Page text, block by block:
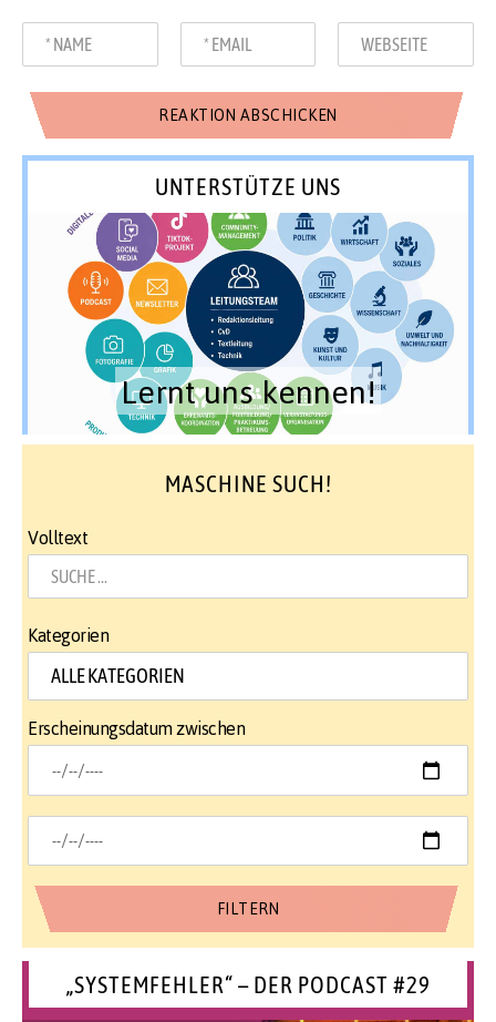
UNTERSTÜTZE UNS
Lernt uns kennen!
MASCHINE SUCH!
Volltext
Kategorien
Erscheinungsdatum zwischen
„SYSTEMFEHLER“ – DER PODCAST #29